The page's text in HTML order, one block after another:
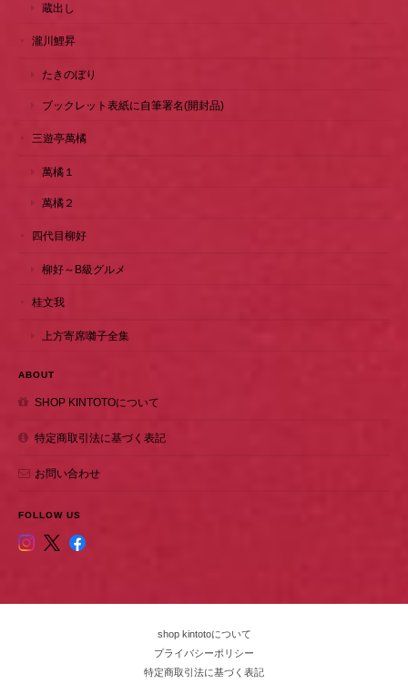
蔵出し
瀧川鯉昇
たきのぼり
ブックレット表紙に自筆署名(開封品)
三遊亭萬橘
萬橘１
萬橘２
四代目柳好
柳好～B級グルメ
桂文我
上方寄席囃子全集
ABOUT
SHOP KINTOTOについて
特定商取引法に基づく表記
お問い合わせ
FOLLOW US
shop kintotoについて
プライバシーポリシー
特定商取引法に基づく表記